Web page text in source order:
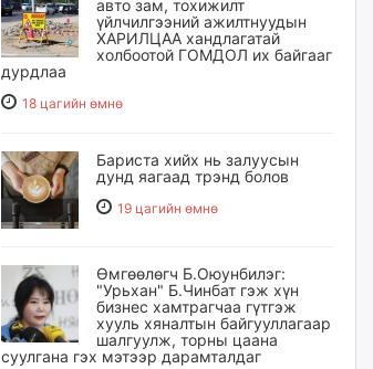
авто зам, тохижилт
үйлчилгээний ажилтнуудын
ХАРИЛЦАА хандлагатай
холбоотой ГОМДОЛ их байгааг
дурдлаа
18 цагийн өмнө
Бариста хийх нь залуусын
дунд яагаад трэнд болов
19 цагийн өмнө
Өмгөөлөгч Б.Оюунбилэг:
"Урьхан" Б.Чинбат гэж хүн
бизнес хамтрагчаа гүтгэж
хууль хяналтын байгууллагаар
шалгуулж, торны цаана
суулгана гэх мэтээр дарамталдаг